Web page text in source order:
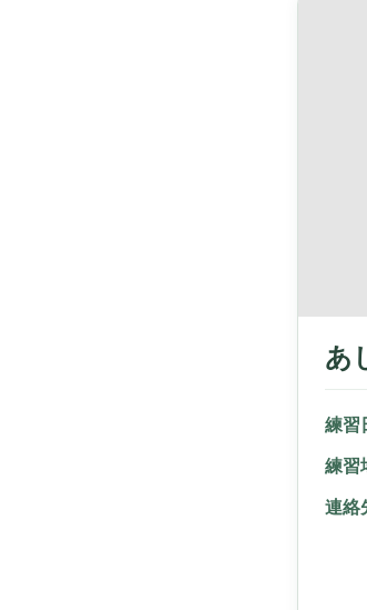
あ
練習
練習
連絡